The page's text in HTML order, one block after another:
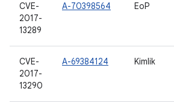
CVE-
2017-
13289
A-70398564 EoP
CVE-
2017-
13290
A-69384124 Kimlik